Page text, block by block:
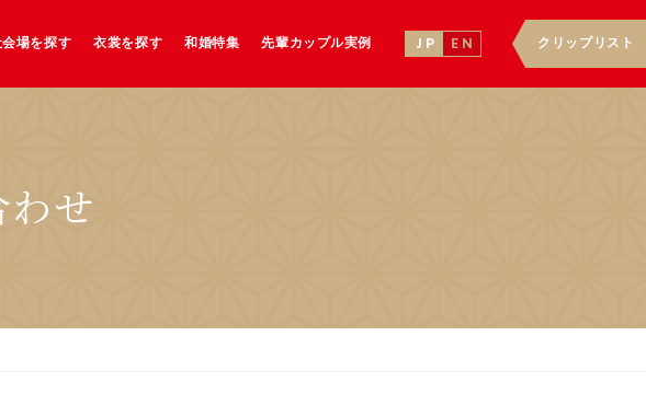
場を探す 衣裳を探す 和婚特集 先輩カップル実例 J P E N クリップリスト
せ